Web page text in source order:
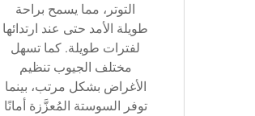
التوتر، مما يسمح براحة
طويلة الأمد حتى عند ارتدائها
لفترات طويلة. كما تسهل
مختلف الجيوب تنظيم
الأغراض بشكل مرتب، بينما
توفر السوستة المُعزَّزة أمانًا